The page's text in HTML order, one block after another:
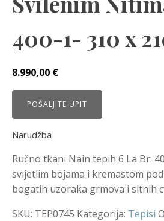
400-1- 310 x
8.990,00 €
POŠALJITE UPIT
Narudžba
Ručno tkani Nain tepih 6 La Br.
svijetlim bojama i kremastom
bogatih uzoraka grmova i sitnih
SKU: TEP0745 Kategorija: Tepisi